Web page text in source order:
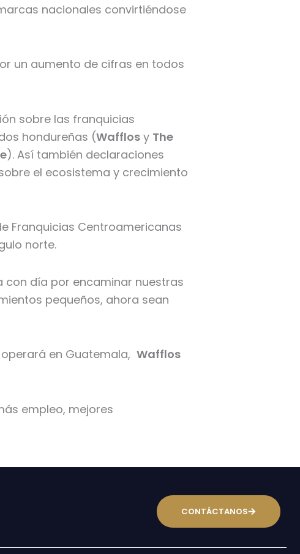
nacionales convirtiéndose
un aumento de cifras en todos
sobre las franquicias
hondureñas (Wafflos y The
). Así también declaraciones
el ecosistema y crecimiento
Franquicias Centroamericanas
norte.
con día por encaminar nuestras
pequeños, ahora sean
en Guatemala, Wafflos
empleo, mejores
CONTÁCTANOS